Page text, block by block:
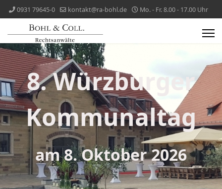
0931 79645-0 kontakt@ra-bohl.de Mo. - Fr. 8.00 - 17.00 Uhr
8. Würzburger
Kommunaltag
am 8. Oktober 2026